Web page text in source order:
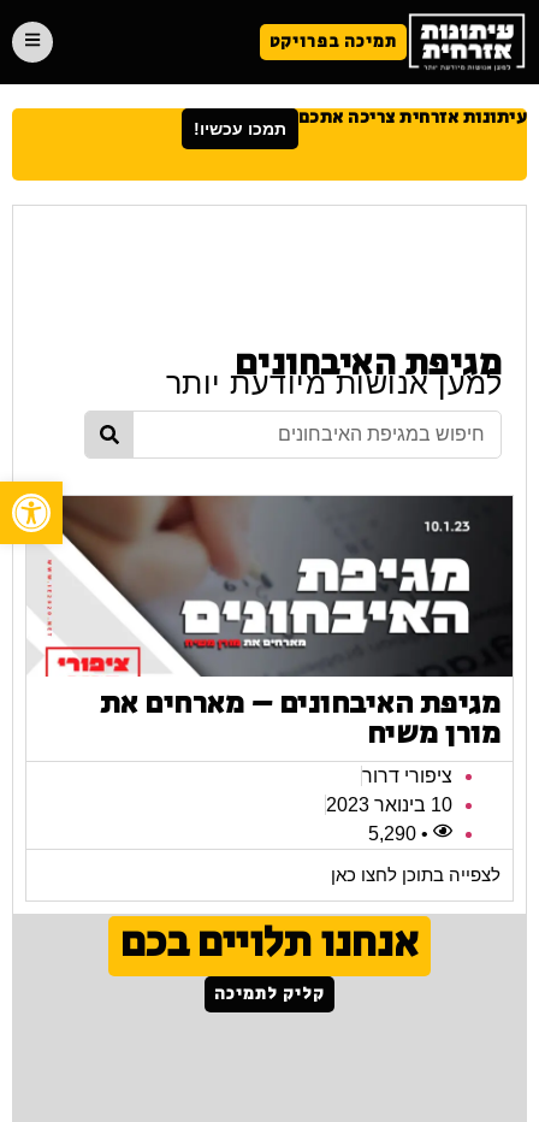
תמיכה בפרויקט
עיתונות אזרחית צריכה אתכם תמכו עכשיו!
מגיפת האיבחונים
למען אנושות מיודעת יותר
מגיפת האיבחונים – מארחים את
מורן משיח
ציפורי דרור
10 בינואר 2023
• 5,290
לצפייה בתוכן לחצו כאן
אנחנו תלויים בכם
קליק לתמיכה